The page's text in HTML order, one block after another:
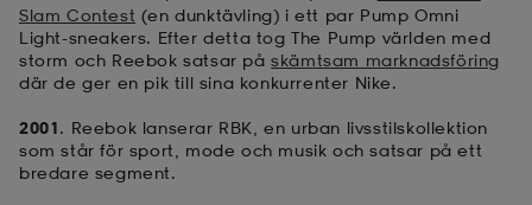
Slam Contest (en dunktävling) i ett par Pump Omni
Light-sneakers. Efter detta tog The Pump världen med
storm och Reebok satsar påskämtsam marknadsföring
där de ger en pik till sina konkurrenter Nike.
2001. Reebok lanserar RBK, en urban livsstilskollektion
som står för sport, mode och musik och satsar på ett
bredare segment.